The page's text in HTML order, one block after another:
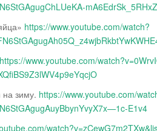
mA6EdrSk_5RHxZ
https://www.youtube.com/watch?
https://www.youtube.com/
на зиму. https://www.youtube.com/
E1v4